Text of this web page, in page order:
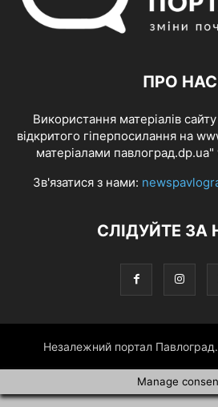
ПРО НАС
Використання матеріалів
відкритого гіперпосилання на
матеріалами
Зв'язатися з нами:
СЛІДУЙТЕ ЗА
Незалежний портал
Manage